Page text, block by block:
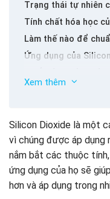
Trạng thái tự nhiên
Tính chất hóa học
Làm thế nào để
Ứng dụng của
Sản xuất gốm
Tập thể dục trên
khoa hóa học 9 với
Bài tập 2 (Hóa học
Bài tập 4 (Hóa học
Bài tập 30.1 (Hóa
Bài 30.2 (Hóa học
Xem thêm
Silicon Dioxide là một
vì chúng được áp dụng
nắm bắt các thuộc
ứng dụng của họ sẽ
hơn và áp dụng trong